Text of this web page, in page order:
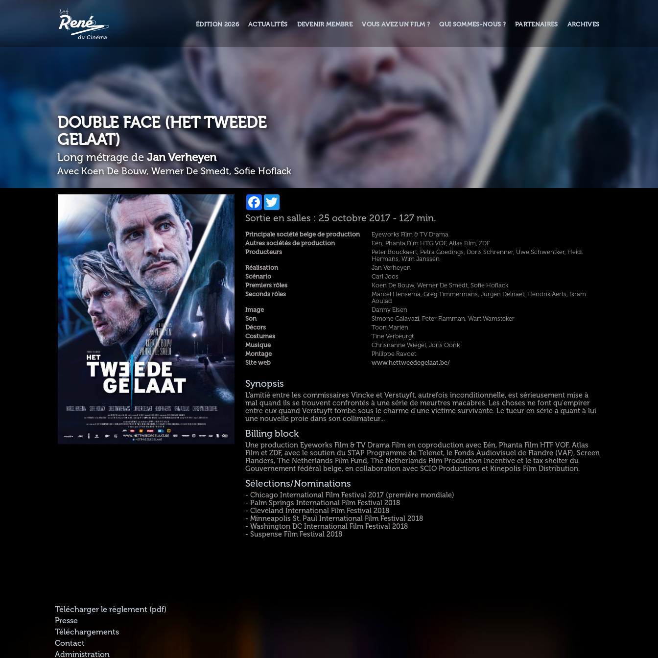
ÉDITION 2026 ACTUALITÉS DEVENIR MEMBRE VOUS AVEZ UN FILM ? QUI SOMMES-NOUS ? PARTENAIRES ARCHIVES
DOUBLE FACE (HET TWEEDE
GELAAT)
Long métrage deJan Verheyen
Avec Koen De Bouw, Werner De Smedt, Sofie Hoflack
Facebook
Sortie en salles : 25 octobre 2017 - 127 min.
Principale société belge de production
Eyeworks Film & TV Drama
Autres sociétés de production
Eén, Phanta Film HTG VOF, Atlas Film, ZDF
Producteurs
Peter Bouckaert, Petra Goedings, Doris Schrenner, Uwe Schwentker, Heidi
Hermans, Wim Janssen
Réalisation
Jan Verheyen
Scénario
Carl Joos
Premiers rôles
Koen De Bouw, Werner De Smedt, Sofie Hoflack
Seconds rôles
Marcel Hensema, Greg Timmermans, Jurgen Delnaet, Hendrik Aerts, Ikram
Aoulad
Image
Danny Elsen
Son
Simone Galavazi, Peter Flamman, Wart Wamsteker
Décors
Toon Mariën
Costumes
Tine Verbeurgt
Musique
Chrisnanne Wiegel, Joris Oonk
Montage
Philippe Ravoet
Site web
www.hettweedegelaat.be/
Synopsis
L'amitié entre les commissaires Vincke et Verstuyft, autrefois inconditionnelle, est sérieusement mise à
mal quand ils se trouvent confrontés à une série de meurtres macabres. Les choses ne font qu'empirer
entre eux quand Verstuyft tombe sous le charme d'une victime survivante. Le tueur en série a quant à lui
une nouvelle proie dans son collimateur...
Billing block
Une production Eyeworks Film & TV Drama Film en coproduction avec Eén, Phanta Film HTF VOF, Atlas
Film et ZDF, avec le soutien du STAP Programme de Telenet, le Fonds Audiovisuel de Flandre (VAF), Screen
Flanders, The Netherlands Film Fund, The Netherlands Film Production Incentive et le tax shelter du
Gouvernement fédéral belge, en collaboration avec SCIO Productions et Kinepolis Film Distribution.
Sélections/Nominations
- Chicago International Film Festival 2017 (première mondiale)
- Palm Springs International Film Festival 2018
- Cleveland International Film Festival 2018
- Minneapolis St. Paul International Film Festival 2018
- Washington DC International Film Festival 2018
- Suspense Film Festival 2018
Télécharger le règlement (pdf)
Presse
Téléchargements
Contact
Administration